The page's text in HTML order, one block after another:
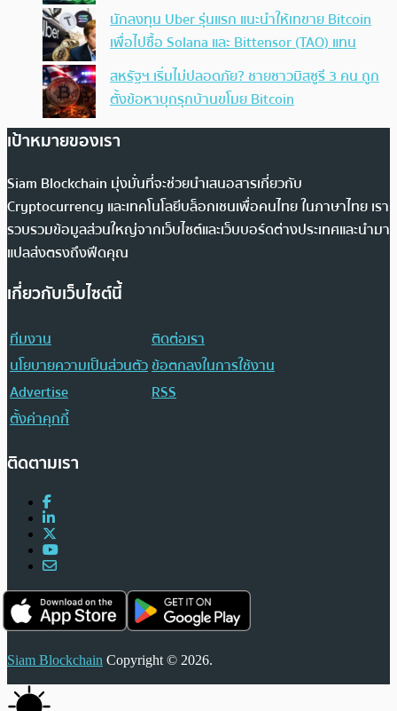
นักลงทุน Uber รุ่นแรก แนะนำให้เทขาย Bitcoin
เพื่อไปซื้อ Solana และ Bittensor (TAO) แทน
สหรัฐฯ เริ่มไม่ปลอดภัย? ชายชาวมิสซูรี 3 คน ถูก
ตั้งข้อหาบุกรุกบ้านขโมย Bitcoin
เป้าหมายของเรา
Siam Blockchain มุ่งมั่นที่จะช่วยนำเสนอสารเกี่ยวกับ
Cryptocurrency และเทคโนโลยีบล็อกเชนเพื่อคนไทย ในภาษาไทย เรา
รวบรวมข้อมูลส่วนใหญ่จากเว็บไซต์และเว็บบอร์ดต่างประเทศและนำมา
แปลส่งตรงถึงฟีดคุณ
เกี่ยวกับเว็บไซต์นี้
ทีมงาน
ติดต่อเรา
นโยบายความเป็นส่วนตัวข้อตกลงในการใช้งาน
Advertise
RSS
ตั้งค่าคุกกี้
ติดตามเรา
Siam Blockchain Copyright © 2026.